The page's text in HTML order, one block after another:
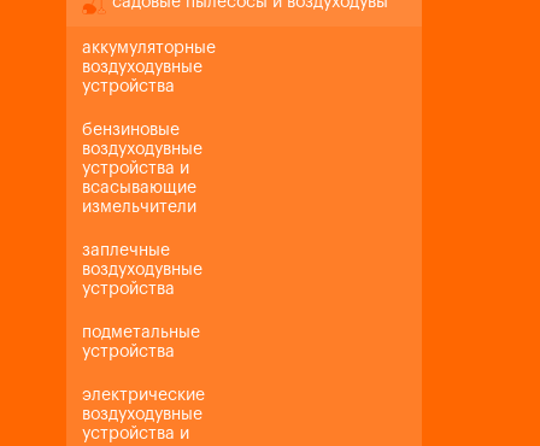
аккумуляторные
воздуходувные
устройства
бензиновые
воздуходувные
устройства и
всасывающие
измельчители
заплечные
воздуходувные
устройства
подметальные
устройства
электрические
воздуходувные
устройства и